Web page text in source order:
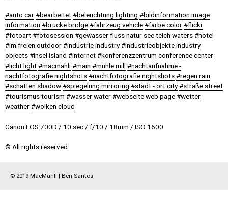
auto car bearbeitet beleuchtung lighting
bildinformation image
information
brücke bridge fahrzeug vehicle farbe color
flickr
fotoart
fotosession gewasser fluss natur see teich waters
hotel
im freien outdoor
industrie industry
industrieobjekte industry
objects
insel island internet
konferenzzentrum conference center
licht light
macmahli main mühle mill
nachtaufnahme -
nachtfotografie nightshots
nachtfotografie nightshots
regen rain
schatten shadow
spiegelung mirroring stadt - ort city
straße street
tourismus tourism
wasser water webseite web page
wetter
weather
wolken cloud
Canon EOS 700D 10 sec f/10 18mm ISO 1600
© All rights reserved
© 2019 MacMahli | Ben Santos